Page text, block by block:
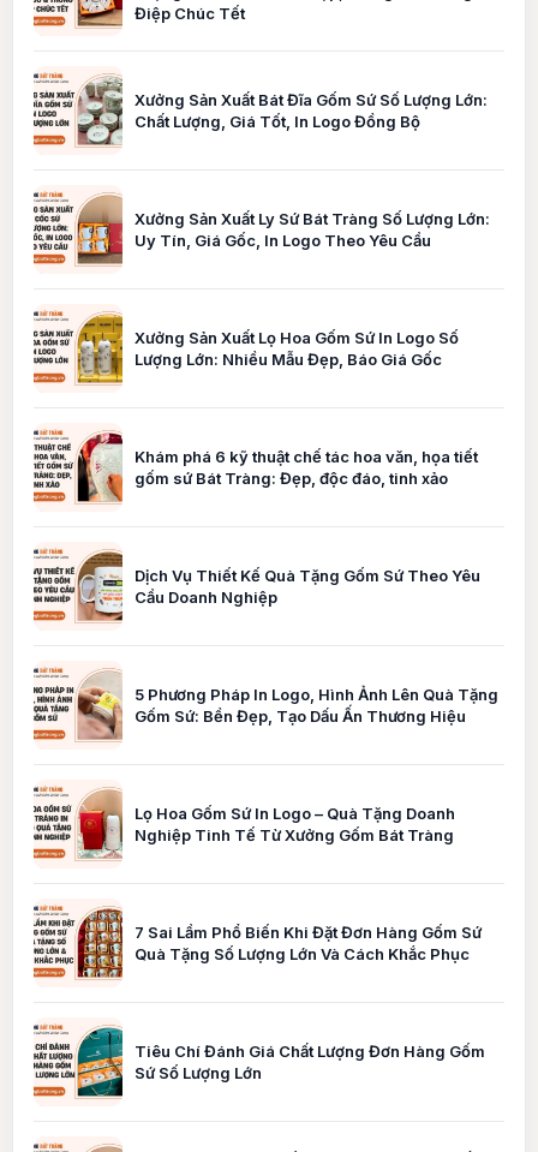
Điệp Chúc Tết
Xưởng Sản Xuất Bát Đĩa Gốm Sứ Số Lượng Lớn:
Chất Lượng, Giá Tốt, In Logo Đồng Bộ
Xưởng Sản Xuất Ly Sứ Bát Tràng Số Lượng Lớn:
Uy Tín, Giá Gốc, In Logo Theo Yêu Cầu
Xưởng Sản Xuất Lọ Hoa Gốm Sứ In Logo Số
Lượng Lớn: Nhiều Mẫu Đẹp, Báo Giá Gốc
Khám phá 6 kỹ thuật chế tác hoa văn, họa tiết
gốm sứ Bát Tràng: Đẹp, độc đáo, tinh xảo
Dịch Vụ Thiết Kế Quà Tặng Gốm Sứ Theo Yêu
Cầu Doanh Nghiệp
5 Phương Pháp In Logo, Hình Ảnh Lên Quà Tặng
Gốm Sứ: Bền Đẹp, Tạo Dấu Ấn Thương Hiệu
Lọ Hoa Gốm Sứ In Logo – Quà Tặng Doanh
Nghiệp Tinh Tế Từ Xưởng Gốm Bát Tràng
7 Sai Lầm Phổ Biến Khi Đặt Đơn Hàng Gốm Sứ
Quà Tặng Số Lượng Lớn Và Cách Khắc Phục
Tiêu Chí Đánh Giá Chất Lượng Đơn Hàng Gốm
Sứ Số Lượng Lớn